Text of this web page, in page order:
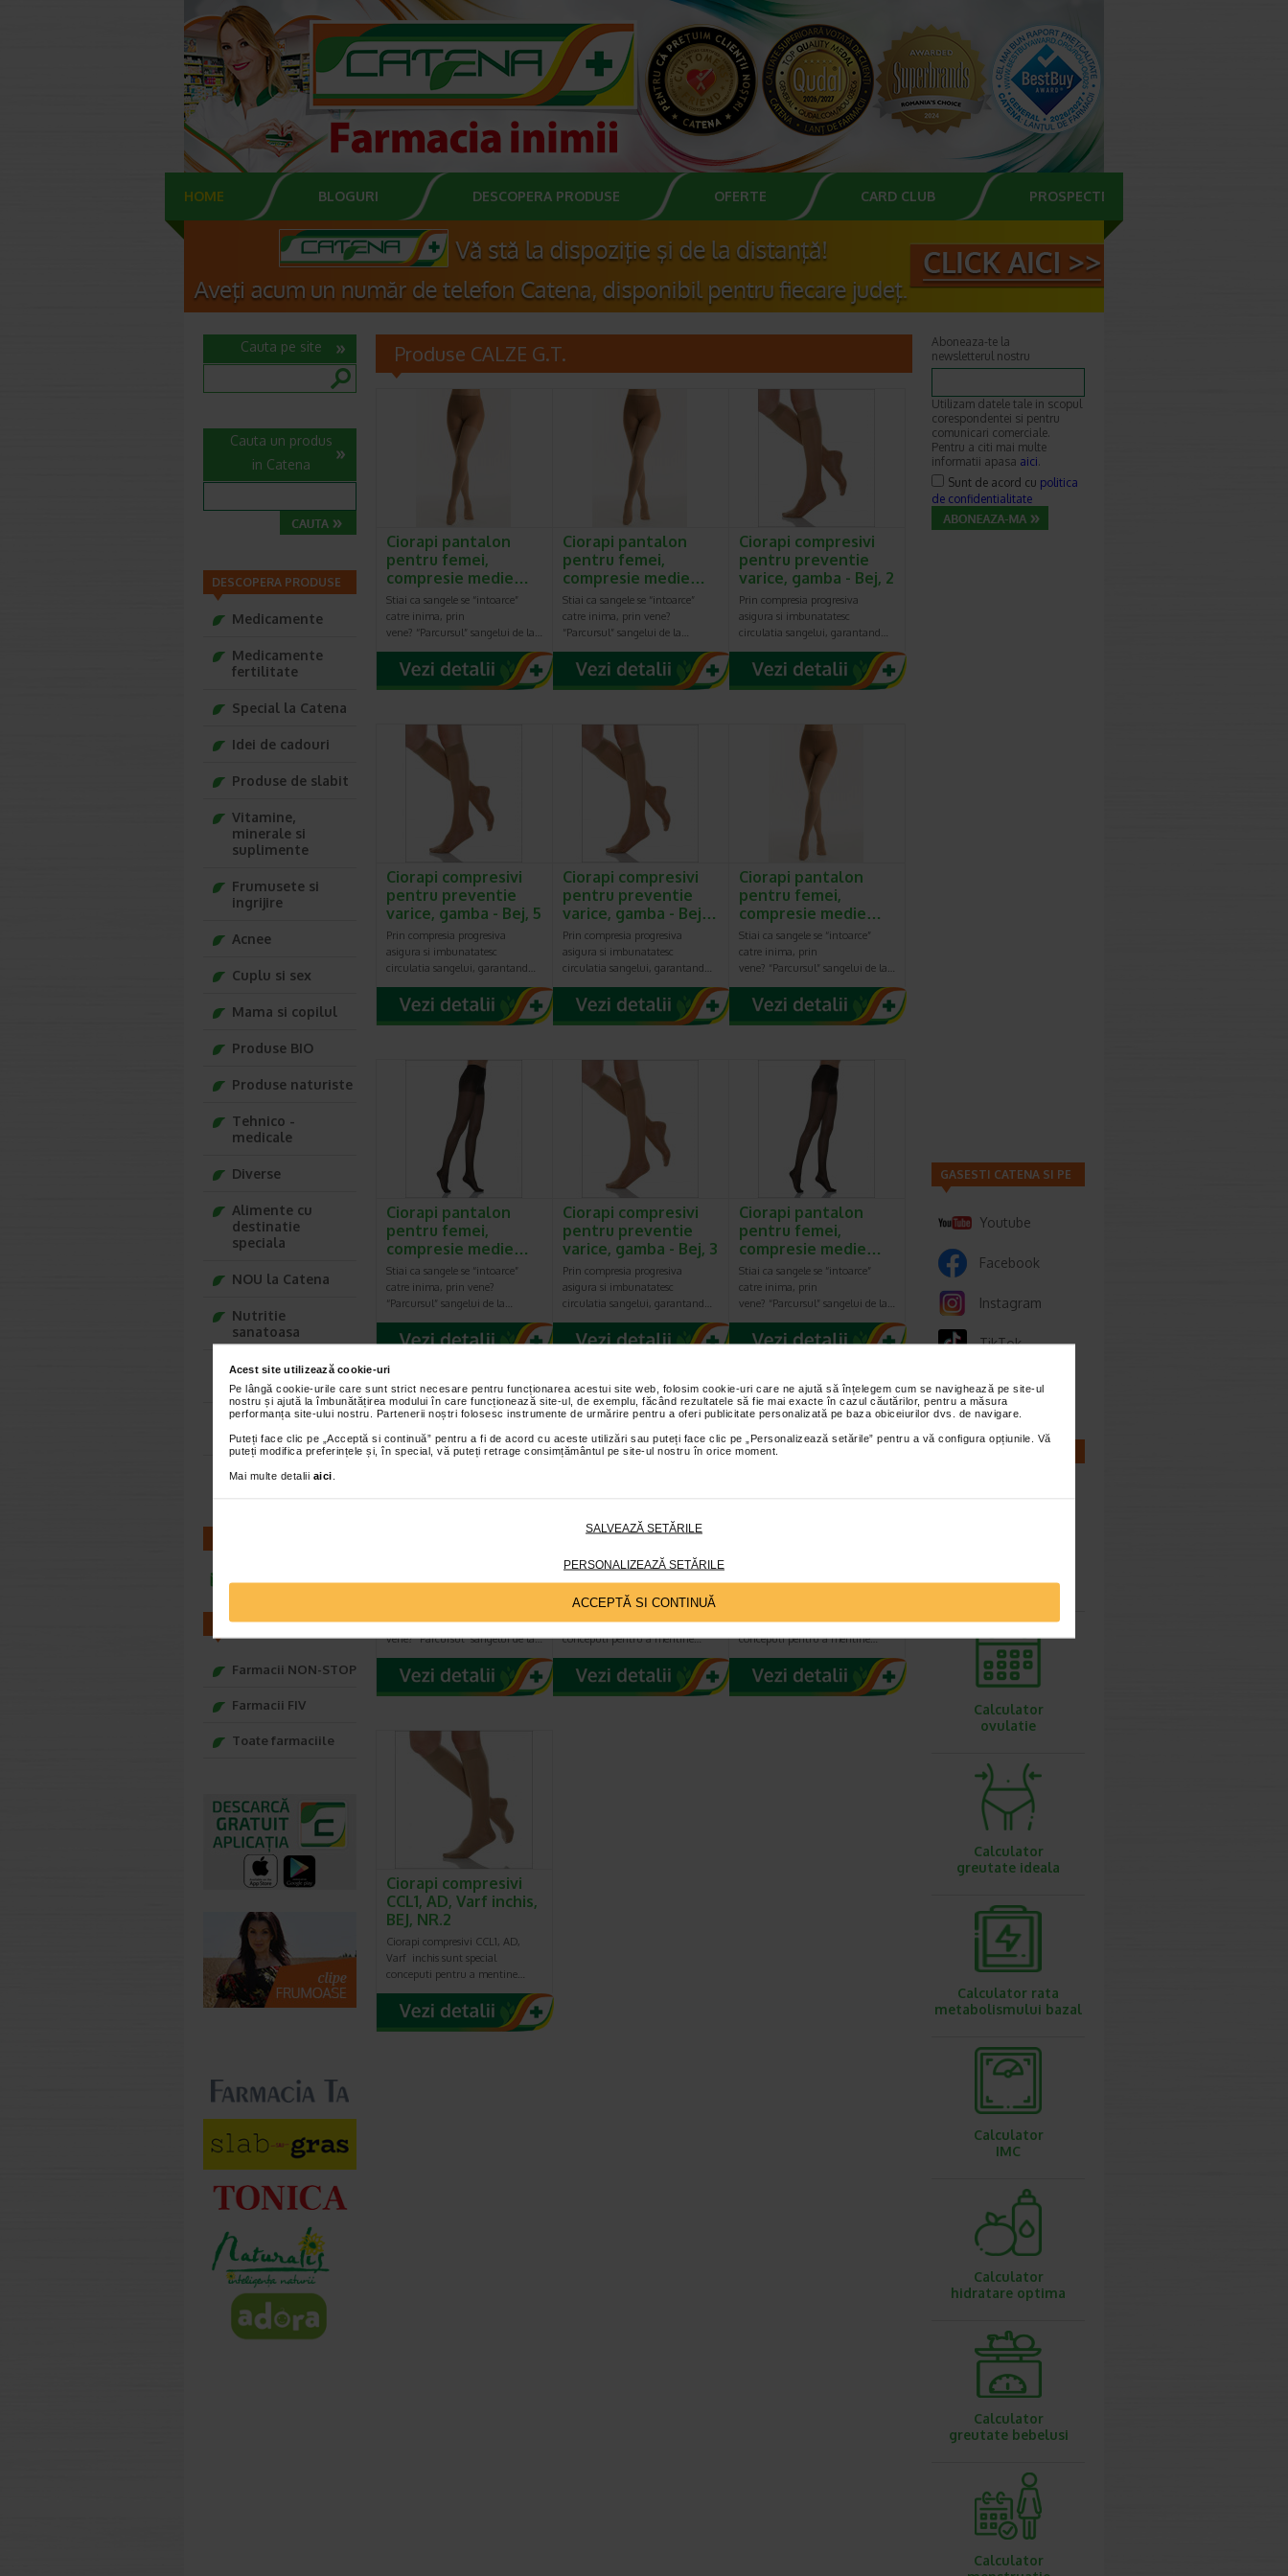
Acest site utilizează cookie-uri
Pe lângă cookie-urile care sunt strict necesare pentru funcționarea acestui site web, folosim cookie-uri care ne ajută să înțelegem cum se navighează pe site-ul
nostru și ajută la îmbunătățirea modului în care funcționează site-ul, de exemplu, făcând rezultatele să fie mai exacte în cazul căutărilor, pentru a măsura
performanța site-ului nostru. Partenerii noștri folosesc instrumente de urmărire pentru a oferi publicitate personalizată pe baza obiceiurilor dvs. de navigare.
Puteți face clic pe „Acceptă si continuă” pentru a fi de acord cu aceste utilizări sau puteți face clic pe „Personalizează setările” pentru a vă configura opțiunile. Vă
puteți modifica preferințele și, în special, vă puteți retrage consimțământul pe site-ul nostru în orice moment.
Mai multe detalii aici
SALVEAZĂ SETĂRILE
PERSONALIZEAZĂ SETĂRILE
ACCEPTĂ SI CONTINUĂ
HOME BLOGURI DESCOPERA PRODUSE OFERTE CARD CLUB PROSPECTE
Produse CALZE G.T.
Ciorapi pantalon
pentru femei,
compresie medie…
Stiai ca sangele se “intoarce”
catre inima, prin
vene? “Parcursul” sangelui de la…
Ciorapi pantalon
pentru femei,
compresie medie…
Stiai ca sangele se “intoarce”
catre inima, prin vene?
“Parcursul” sangelui de la…
Ciorapi compresivi
pentru preventie
varice, gamba - Bej, 2
Prin compresia progresiva
asigura si imbunatatesc
circulatia sangelui, garantand…
Ciorapi compresivi
pentru preventie
varice, gamba - Bej, 5
Prin compresia progresiva
asigura si imbunatatesc
circulatia sangelui, garantand…
Ciorapi compresivi
pentru preventie
varice, gamba - Bej…
Prin compresia progresiva
asigura si imbunatatesc
circulatia sangelui, garantand…
Ciorapi pantalon
pentru femei,
compresie medie…
Stiai ca sangele se “intoarce”
catre inima, prin
vene? “Parcursul” sangelui de la…
Ciorapi pantalon
pentru femei,
compresie medie…
Stiai ca sangele se “intoarce”
catre inima, prin vene?
“Parcursul” sangelui de la…
Ciorapi compresivi
pentru preventie
varice, gamba - Bej, 3
Prin compresia progresiva
asigura si imbunatatesc
circulatia sangelui, garantand…
Ciorapi pantalon
pentru femei,
compresie medie…
Stiai ca sangele se “intoarce”
catre inima, prin
vene? “Parcursul” sangelui de la…
compresie medie…
catre inima, prin
vene? “Parcursul” sangelui de la…
CCL1, AD, Varf inchis,
BEJ, NR.5
Ciorapi compresivi CCL1, AD,
Varf inchis sunt special
conceputi pentru a mentine…
BEJ, NR.4
Varf inchis sunt special
conceputi pentru a mentine…
Ciorapi compresivi
CCL1, AD, Varf inchis,
BEJ, NR.2
Ciorapi compresivi CCL1, AD,
Varf inchis sunt special
conceputi pentru a mentine…
Cauta pe site
Cauta un produs
in Catena
DESCOPERA PRODUSE
Medicamente
Medicamente
fertilitate
Special la Catena
Idei de cadouri
Produse de slabit
Vitamine,
minerale si
suplimente
Frumusete si
ingrijire
Acnee
Cuplu si sex
Mama si copilul
Produse BIO
Produse naturiste
Tehnico -
medicale
Diverse
Alimente cu
destinatie
speciala
NOU la Catena
Nutritie
sanatoasa
Ce Oftapic ti se
potriveste
Adora – Adorabili
din prima clipa
Seturi cadou
infoline@catena.ro
FARMACII
Farmacii NON-STOP
Farmacii FIV
Toate farmaciile
Aboneaza-te la
newsletterul nostru
Utilizam datele tale in scopul
corespondentei si pentru
comunicari comerciale.
Pentru a citi mai multe
informatii apasa aici.
Sunt de acord cu politica
de confidentialitate
GASESTI CATENA SI PE
Youtube
Facebook
Instagram
TikTok
Whatsapp
sarcina
Calculator
ovulatie
Calculator
greutate ideala
Calculator rata
metabolismului bazal
Calculator
IMC
Calculator
hidratare optima
Calculator
greutate bebelusi
Calculator